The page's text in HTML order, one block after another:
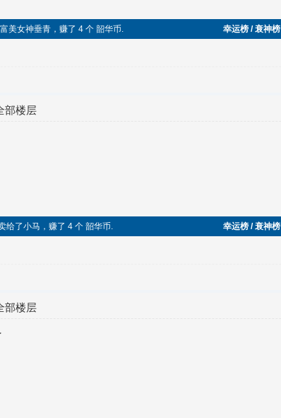
美女神垂青，赚了 4 个 韶华币. 幸运榜 / 衰神榜
部楼层
给了小马，赚了 4 个 韶华币. 幸运榜 / 衰神榜
部楼层